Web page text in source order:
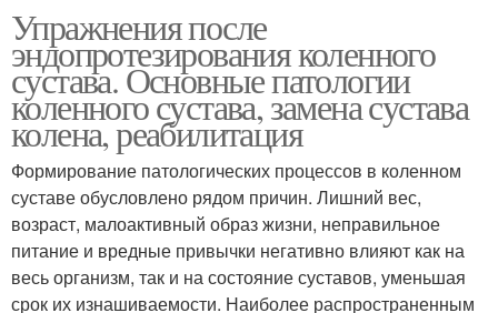
Упражнения после
эндопротезирования коленного
сустава. Основные патологии
коленного сустава, замена сустава
колена, реабилитация
Формирование патологических процессов в коленном
суставе обусловлено рядом причин. Лишний вес,
возраст, малоактивный образ жизни, неправильное
питание и вредные привычки негативно влияют как на
весь организм, так и на состояние суставов, уменьшая
срок их изнашиваемости. Наиболее распространенным